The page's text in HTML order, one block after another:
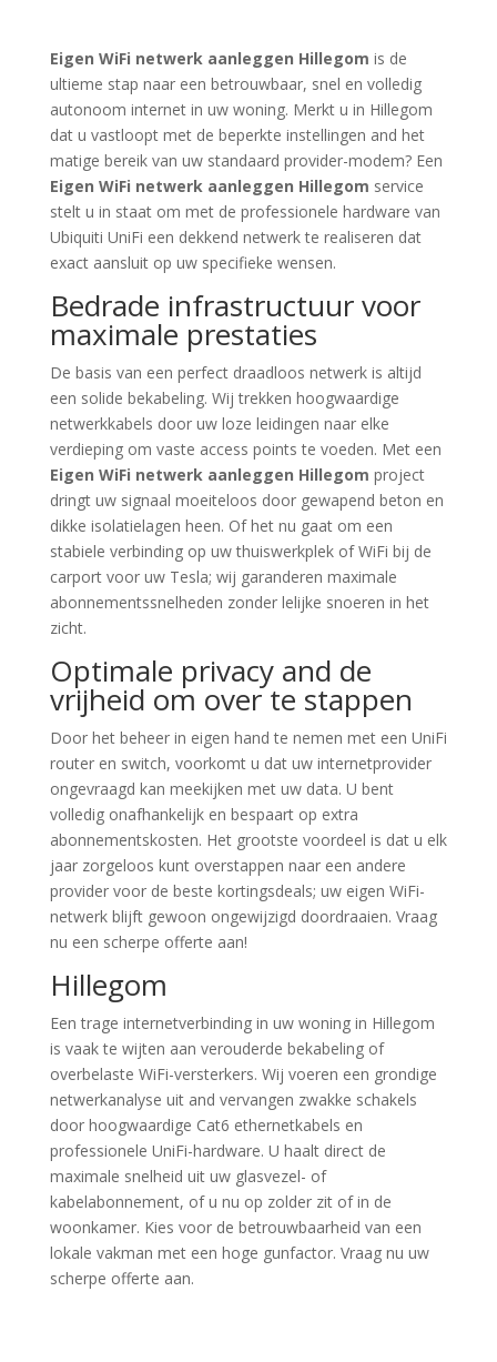
Eigen WiFi netwerk aanleggen Hillegom is de
ultieme stap naar een betrouwbaar, snel en volledig
autonoom internet in uw woning. Merkt u in Hillegom
dat u vastloopt met de beperkte instellingen and het
matige bereik van uw standaard provider-modem? Een
Eigen WiFi netwerk aanleggen Hillegom service
stelt u in staat om met de professionele hardware van
Ubiquiti UniFi een dekkend netwerk te realiseren dat
exact aansluit op uw specifieke wensen.
Bedrade infrastructuur voor
maximale prestaties
De basis van een perfect draadloos netwerk is altijd
een solide bekabeling. Wij trekken hoogwaardige
netwerkkabels door uw loze leidingen naar elke
verdieping om vaste access points te voeden. Met een
Eigen WiFi netwerk aanleggen Hillegom project
dringt uw signaal moeiteloos door gewapend beton en
dikke isolatielagen heen. Of het nu gaat om een
stabiele verbinding op uw thuiswerkplek of WiFi bij de
carport voor uw Tesla; wij garanderen maximale
abonnementssnelheden zonder lelijke snoeren in het
zicht.
Optimale privacy and de
vrijheid om over te stappen
Door het beheer in eigen hand te nemen met een UniFi
router en switch, voorkomt u dat uw internetprovider
ongevraagd kan meekijken met uw data. U bent
volledig onafhankelijk en bespaart op extra
abonnementskosten. Het grootste voordeel is dat u elk
jaar zorgeloos kunt overstappen naar een andere
provider voor de beste kortingsdeals; uw eigen WiFi-
netwerk blijft gewoon ongewijzigd doordraaien. Vraag
nu een scherpe offerte aan!
Hillegom
Een trage internetverbinding in uw woning in Hillegom
is vaak te wijten aan verouderde bekabeling of
overbelaste WiFi-versterkers. Wij voeren een grondige
netwerkanalyse uit and vervangen zwakke schakels
door hoogwaardige Cat6 ethernetkabels en
professionele UniFi-hardware. U haalt direct de
maximale snelheid uit uw glasvezel- of
kabelabonnement, of u nu op zolder zit of in de
woonkamer. Kies voor de betrouwbaarheid van een
lokale vakman met een hoge gunfactor. Vraag nu uw
scherpe offerte aan.